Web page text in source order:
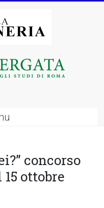
concorso
ottobre